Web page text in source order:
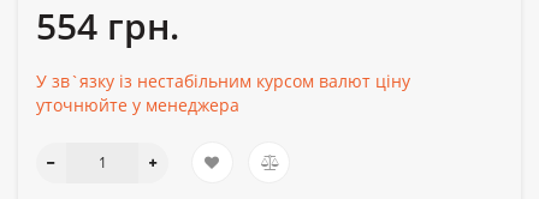
554 грн.
У зв`язку із нестабільним курсом валют ціну
уточнюйте у менеджера